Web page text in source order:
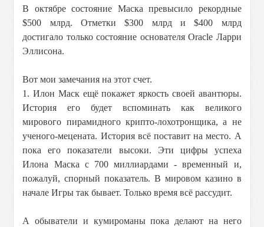
В октябре состояние Маска превысило рекордные
$500 млрд. Отметки $300 млрд и $400 млрд
достигало только состояние основателя Oracle Ларри
Эллисона.
Вот мои замечания на этот счет.
1. Илон Маск ещё покажет яркость своей авантюры.
История его будет вспоминать как великого
мирового пирамидного крипто-лохотронщика, а не
ученого-мецената. История всё поставит на место. А
пока его показатели высоки. Эти цифры успеха
Илона Маска с 700 миллиардами - временный и,
пожалуй, спорный показатель. В мировом казино в
начале Игры так бывает. Только время всё рассудит.
А обыватели и кумироманы пока делают на него